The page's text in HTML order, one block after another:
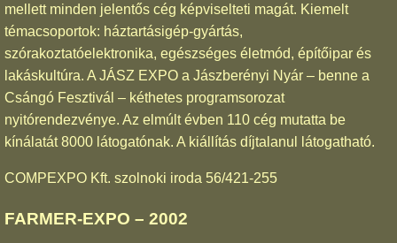
mellett minden jelentős cég képviselteti magát. Kiemelt
témacsoportok: háztartásigép-gyártás,
szórakoztatóelektronika, egészséges életmód, építőipar és
lakáskultúra. A JÁSZ EXPO a Jászberényi Nyár – benne a
Csángó Fesztivál – kéthetes programsorozat
nyitórendezvénye. Az elmúlt évben 110 cég mutatta be
kínálatát 8000 látogatónak. A kiállítás díjtalanul látogatható.
COMPEXPO Kft. szolnoki iroda 56/421-255
FARMER-EXPO – 2002